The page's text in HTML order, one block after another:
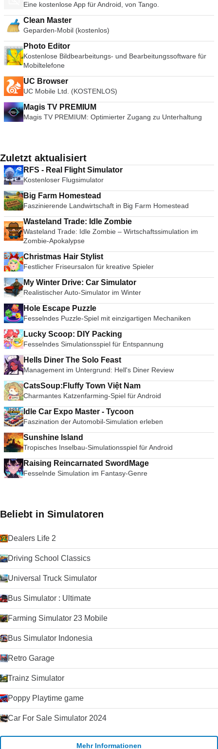
Eine kostenlose App für Android, von Tango.
Clean Master
Geparden-Mobil (kostenlos)
Photo Editor
Kostenlose Bildbearbeitungs- und Bearbeitungssoftware für
Mobiltelefone
UC Browser
UC Mobile Ltd. (KOSTENLOS)
Magis TV PREMIUM
Magis TV PREMIUM: Optimierter Zugang zu Unterhaltung
Zuletzt aktualisiert
RFS - Real Flight Simulator
Kostenloser Flugsimulator
Big Farm Homestead
Faszinierende Landwirtschaft in Big Farm Homestead
Wasteland Trade: Idle Zombie
Wasteland Trade: Idle Zombie – Wirtschaftssimulation im
Zombie-Apokalypse
Christmas Hair Stylist
Festlicher Friseursalon für kreative Spieler
My Winter Drive: Car Simulator
Realistischer Auto-Simulator im Winter
Hole Escape Puzzle
Fesselndes Puzzle-Spiel mit einzigartigen Mechaniken
Lucky Scoop: DIY Packing
Fesselndes Simulationsspiel für Entspannung
Hells Diner The Solo Feast
Management im Untergrund: Hell's Diner Review
CatsSoup:Fluffy Town Việt Nam
Charmantes Katzenfarming-Spiel für Android
Idle Car Expo Master - Tycoon
Faszination der Automobil-Simulation erleben
Sunshine Island
Tropisches Inselbau-Simulationsspiel für Android
Raising Reincarnated SwordMage
Fesselnde Simulation im Fantasy-Genre
Beliebt in Simulatoren
Dealers Life 2
Driving School Classics
Universal Truck Simulator
Bus Simulator : Ultimate
Farming Simulator 23 Mobile
Bus Simulator Indonesia
Retro Garage
Trainz Simulator
Poppy Playtime game
Car For Sale Simulator 2024
Mehr Informationen